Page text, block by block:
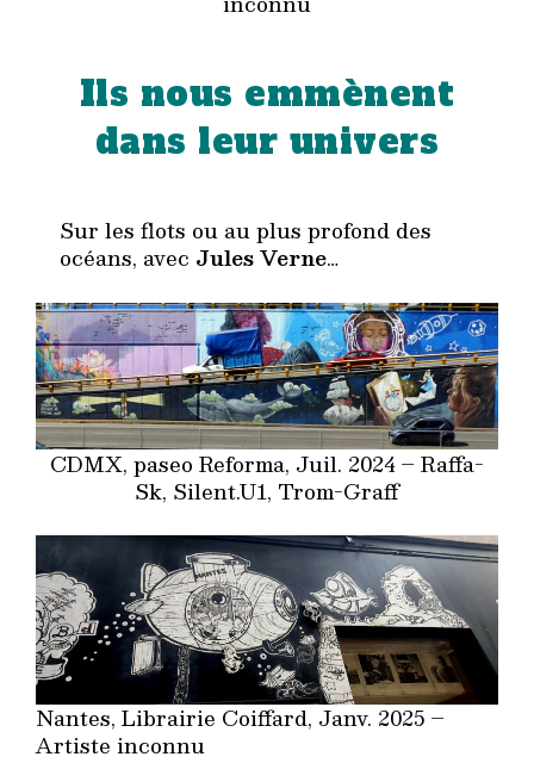
Ils nous emmènent
dans leur univers
Sur les flots ou au plus profond des
océans, avec Jules Verne…
CDMX, paseo Reforma, Juil. 2024 – Raffa-
Sk, Silent.U1, Trom-Graff
Nantes, Librairie Coiffard, Janv. 2025 –
Artiste inconnu